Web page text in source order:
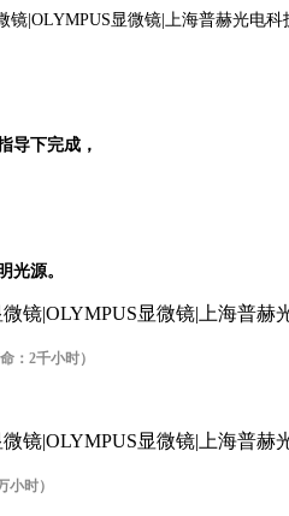
导下完成，
光源。
：2千小时）
小时）